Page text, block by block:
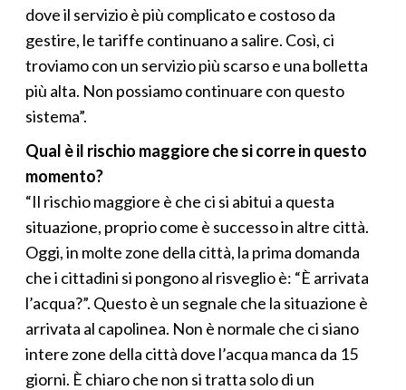
dove il servizio è più complicato e costoso da
gestire, le tariffe continuano a salire. Così, ci
troviamo con un servizio più scarso e una bolletta
più alta. Non possiamo continuare con questo
sistema”.
Qual è il rischio maggiore che si corre in questo
momento?
“Il rischio maggiore è che ci si abitui a questa
situazione, proprio come è successo in altre città.
Oggi, in molte zone della città, la prima domanda
che i cittadini si pongono al risveglio è: “È arrivata
l’acqua?”. Questo è un segnale che la situazione è
arrivata al capolinea. Non è normale che ci siano
intere zone della città dove l’acqua manca da 15
giorni. È chiaro che non si tratta solo di un